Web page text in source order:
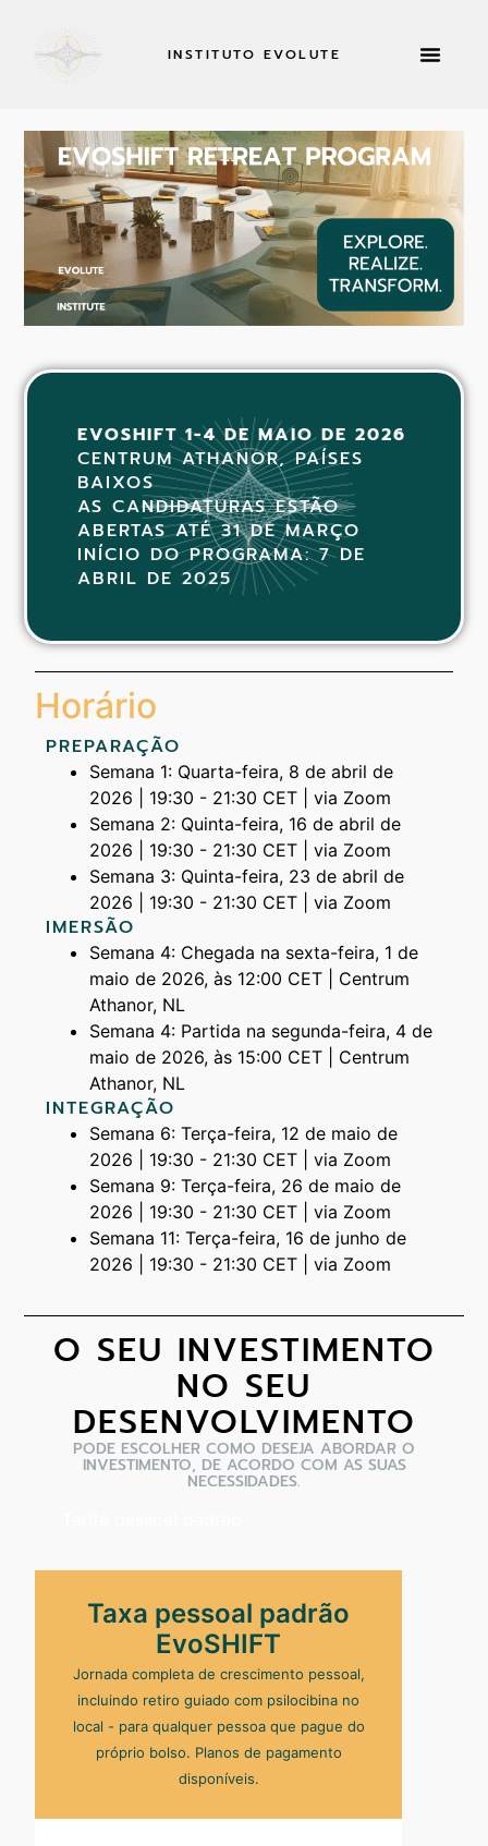
INSTITUTO EVOLUTE
EVOSHIFT 1-4 DE MAIO DE 2026
CENTRUM ATHANOR, PAÍSES
BAIXOS
AS CANDIDATURAS ESTÃO
ABERTAS ATÉ 31 DE MARÇO
INÍCIO DO PROGRAMA: 7 DE
ABRIL DE 2025
Horário
PREPARAÇÃO
Semana 1: Quarta-feira, 8 de abril de
2026 | 19:30 - 21:30 CET | via Zoom
Semana 2: Quinta-feira, 16 de abril de
2026 | 19:30 - 21:30 CET | via Zoom
Semana 3: Quinta-feira, 23 de abril de
2026 | 19:30 - 21:30 CET | via Zoom
IMERSÃO
Semana 4: Chegada na sexta-feira, 1 de
maio de 2026, às 12:00 CET | Centrum
Athanor, NL
Semana 4: Partida na segunda-feira, 4 de
maio de 2026, às 15:00 CET | Centrum
Athanor, NL
INTEGRAÇÃO
Semana 6: Terça-feira, 12 de maio de
2026 | 19:30 - 21:30 CET | via Zoom
Semana 9: Terça-feira, 26 de maio de
2026 | 19:30 - 21:30 CET | via Zoom
Semana 11: Terça-feira, 16 de junho de
2026 | 19:30 - 21:30 CET | via Zoom
O SEU INVESTIMENTO
NO SEU
DESENVOLVIMENTO
PODE ESCOLHER COMO DESEJA ABORDAR O
INVESTIMENTO, DE ACORDO COM AS SUAS
NECESSIDADES.
Taxa pessoal padrão
EvoSHIFT
Jornada completa de crescimento pessoal,
incluindo retiro guiado com psilocibina no
local - para qualquer pessoa que pague do
próprio bolso. Planos de pagamento
disponíveis.